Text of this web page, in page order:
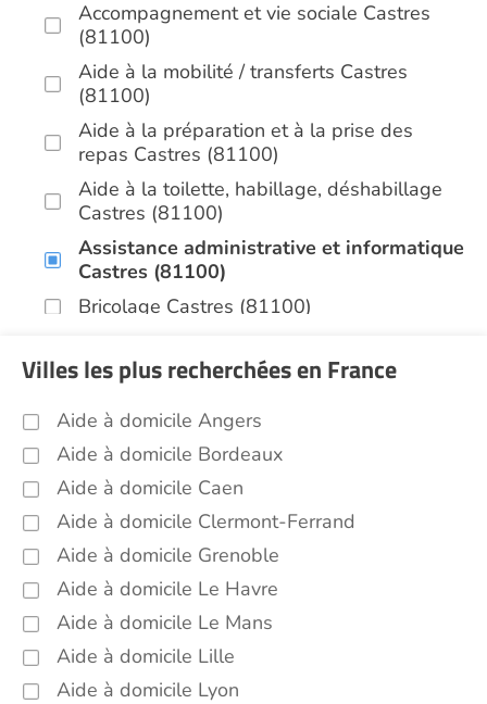
Accompagnement et vie sociale Castres
(81100)
Aide à la mobilité / transferts Castres
(81100)
Aide à la préparation et à la prise des
repas Castres (81100)
Aide à la toilette, habillage, déshabillage
Castres (81100)
Assistance administrative et informatique
Castres (81100)
Bricolage Castres (81100)
Jardinage Castres (81100)
Aide aux courses Castres (81100)
Entretien du cadre de vie, ménage,
repassage, gestion du linge Castres
(81100)
Sorties (promenades, rendez-vous
médicaux...) Castres (81100)
Promenade animaux de compagnie Castres
(81100)
Autres aides à domicile Castres (81100)
Voir toutes les aides à domicile à Castres (81100)
Villes les plus recherchées en France
Aide à domicile Angers
Aide à domicile Bordeaux
Aide à domicile Caen
Aide à domicile Clermont-Ferrand
Aide à domicile Grenoble
Aide à domicile Le Havre
Aide à domicile Le Mans
Aide à domicile Lille
Aide à domicile Lyon